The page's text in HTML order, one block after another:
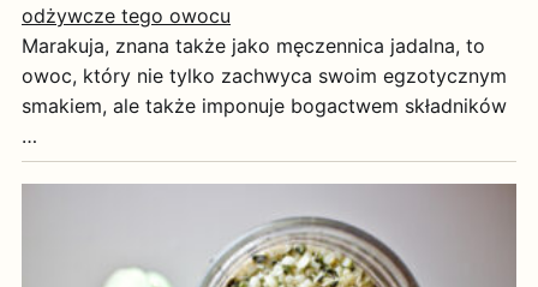
odżywcze tego owocu
Marakuja, znana także jako męczennica jadalna, to
owoc, który nie tylko zachwyca swoim egzotycznym
smakiem, ale także imponuje bogactwem składników
…